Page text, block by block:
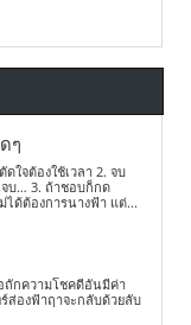
ๆ
ใจต้องใช้เวลา 2. จบ
จบ… 3. ถ้าชอบก็กด
ได้ต้องการนางฟ้า แต่...
ถักความโชคดีอันมีค่า
ส่องฟ้าฤาจะกลับด้วยลับ